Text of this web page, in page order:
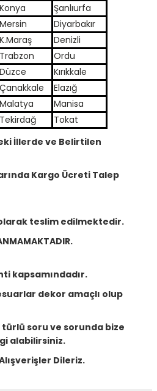
Konya
Şanlıurfa
Mersin
Diyarbakır
K.Maraş
Denizli
Trabzon
Ordu
Düzce
Kırıkkale
Çanakkale
Elazığ
Malatya
Manisa
Tekirdağ
Tokat
İllerde ve Belirtilen
Kargo Ücreti Talep
olarak teslim edilmektedir.
kapsamındadır.
dekor amaçlı olup
soru ve sorunda bize
alabilirsiniz.
Dileriz.